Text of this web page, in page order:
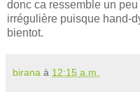
donc ca ressemble un
irrégulière puisque hand-
bientot.
birana à 12:15 a.m.